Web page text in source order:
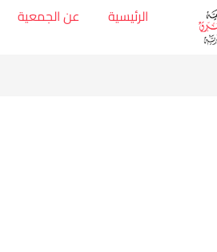
الرئيسية عن الجمعية